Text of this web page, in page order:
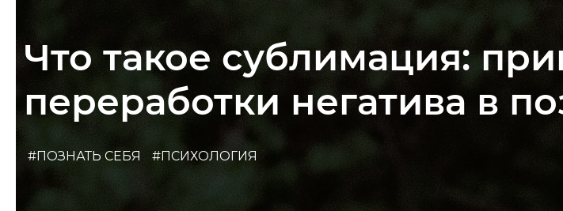
Что такое сублимация:
переработки негатива в
#ПОЗНАТЬ СЕБЯ #ПСИХОЛОГИЯ